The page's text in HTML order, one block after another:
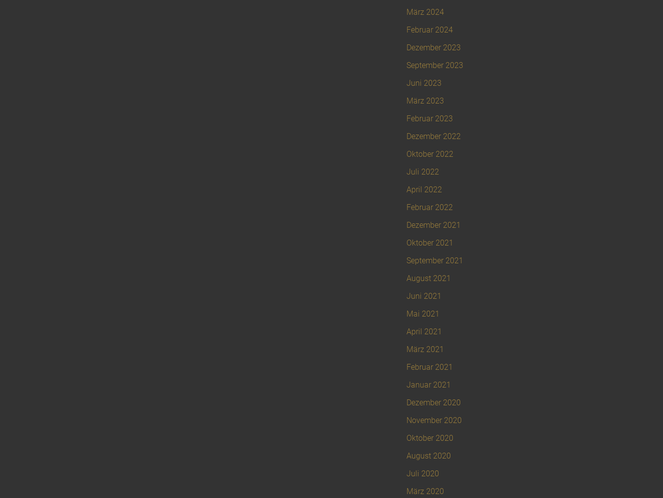
März 2024
Februar 2024
Dezember 2023
September 2023
Juni 2023
März 2023
Februar 2023
Dezember 2022
Oktober 2022
Juli 2022
April 2022
Februar 2022
Dezember 2021
Oktober 2021
September 2021
August 2021
Juni 2021
Mai 2021
April 2021
März 2021
Februar 2021
Januar 2021
Dezember 2020
November 2020
Oktober 2020
August 2020
Juli 2020
März 2020